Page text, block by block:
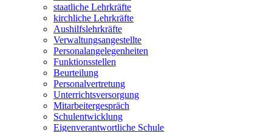
staatliche Lehrkräfte
kirchliche Lehrkräfte
Aushilfslehrkräfte
Verwaltungsangestellte
Personalangelegenheiten
Funktionsstellen
Beurteilung
Personalvertretung
Unterrichtsversorgung
Mitarbeitergespräch
Schulentwicklung
Eigenverantwortliche Schule